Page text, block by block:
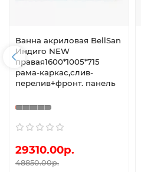
Ванна акриловая BellSan
Индиго NEW
правая1600*1005*715
рама-каркас,слив-
перелив+фронт. панель
29310.00р.
48850.00р.